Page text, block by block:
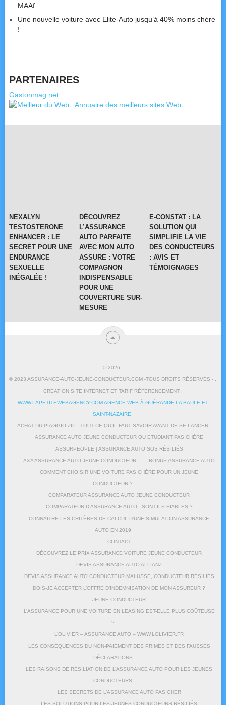
MAAf
Une nouvelle voiture avec Elite-Auto jusqu’à 40% moins chère
!
PARTENAIRES
Gastonmag.net
NEXALYN
TESTOSTERONE
ENHANCER : LE
SECRET POUR UNE
ENDURANCE
SEXUELLE
INÉGALÉE !
DÉCOUVREZ
L’ASSURANCE
AUTO PARFAITE
AVEC MON AUTO
ASSURE : VOTRE
COMPAGNON
INDISPENSABLE
POUR UNE
COUVERTURE SUR-
MESURE
E-CONSTAT : LA
SOLUTION QUI
SIMPLIFIE LA VIE
DES CONDUCTEURS
: AVIS ET
TÉMOIGNAGES
© 2026
© 2023 ASSURANCE-AUTO-JEUNE-CONDUCTEUR.COM -TOUS DROITS RÉSERVÉS - .
CRÉATION SITE INTERNET ET TARIF RÉFÉRENCEMENT :
WWW.LAPETITEWEBAGENCY.COM AGENCE WEB À GUÉRANDE LA BAULE ET
SAINT-NAZAIRE
ACHAT DU PIAGGIO ZIP : TOUT CE QU’IL FAUT SAVOIR AVANT DE SE LANCER
ASSURANCE AUTO JEUNE CONDUCTEUR OU ETUDIANT PAS CHÈRE
ASSURPEOPLE | ASSURANCE AUTO SOS RÉSILIÉS
AXA ASSURANCE AUTO JEUNE CONDUCTEUR BONUS ASSURANCE AUTO
COMMENT CHOISIR UNE VOITURE PAS CHÈRE POUR UN JEUNE
CONDUCTEUR ?
COMPARATEUR ASSURANCE AUTO JEUNE CONDUCTEUR
COMPARATEUR D ASSURANCE AUTO : SONT-ILS FIABLES ?
CONNAITRE LES CRITÈRES DE CALCUL D’UNE SIMULATION ASSURANCE
AUTO EN 2019
CONTACT
DÉCOUVREZ LE PRIX ASSURANCE VOITURE JEUNE CONDUCTEUR
DEVIS ASSURANCE AUTO ALLIANZ
DEVIS ASSURANCE AUTO CONDUCTEUR MALUSSÉ, CONDUCTEUR RÉSILIÉS
DOIS-JE ACCEPTER L’OFFRE D’INDEMNISATION DE MON ASSUREUR ?
JEUNE CONDUCTEUR
L’ASSURANCE POUR UNE VOITURE EN LEASING EST-ELLE PLUS COÛTEUSE
?
L’OLIVIER – ASSURANCE AUTO – WWW.LOLIVIER.FR
LES CONSÉQUENCES DU NON-PAIEMENT DES PRIMES ET DES FAUSSES
DÉCLARATIONS
LES RAISONS DE RÉSILIATION DE L’ASSURANCE AUTO POUR LES JEUNES
CONDUCTEURS
LES SECRETS DE L’ASSURANCE AUTO PAS CHER
LES SOLUTIONS POUR LES JEUNES CONDUCTEURS RÉSILIÉS